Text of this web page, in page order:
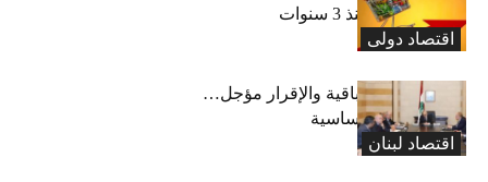
اقتصاد دولی
أعلى مستوى منذ 3 سنوات
اقتصاد لبنان
رسوم النفايات باقية والإقرار مؤجل…
واستثناء لمواد أساسية